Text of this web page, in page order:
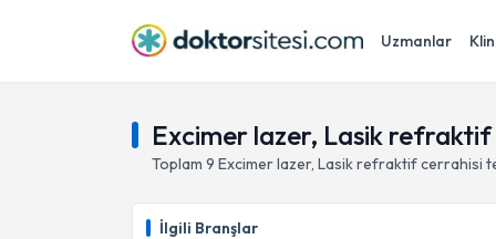
Uzmanlar
Excimer lazer, Lasik refraktif
Toplam 9 Excimer lazer, Lasik refraktif cerrahisi
İlgili Branşlar